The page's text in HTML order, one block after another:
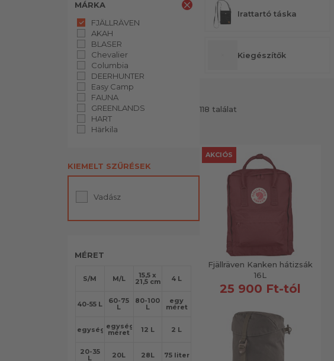
Irattartó táska
Kiegészítők
118 találat
Fjällräven Kanken hátizsák
16L
AKCIÓS
25 900 Ft-tól
MÁRKA
FJÄLLRÄVEN
AKAH
BLASER
Chevalier
Columbia
DEERHUNTER
Easy Camp
FAUNA
GREENLANDS
HART
Härkila
Main-Tech Zala
Mauser
nem megadott
Verney-Carron
KIEMELT SZŰRÉSEK
Vadász
MÉRET
S/M M/L 15,5 x
21,5 cm 4 L
40-55 L 60-75
L
80-100
L
egy
méret
egységesegységes
méret 12 L 2 L
20-35
L 20L 28L 75 liter